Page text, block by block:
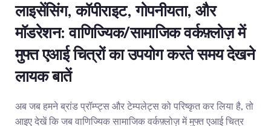
लाइसेंसिंग, कॉपीराइट, गोपनीयता, और
मॉडरेशन: वाणिज्यिक/सामाजिक वर्कफ़्लोज़ में
मुफ्त एआई चित्रों का उपयोग करते समय देखने
लायक बातें
अब जब हमने ब्रांड प्रॉम्प्ट्स और टेम्पलेट्स को परिष्कृत कर लिया है, तो
आइए देखें कि जब वाणिज्यिक सामाजिक वर्कफ़्लोज़ में मुफ्त एआई चित्र